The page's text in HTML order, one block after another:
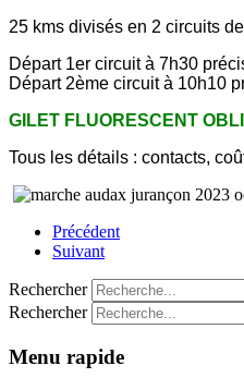
25 kms divisés en 2 circuits
Départ 1er circuit à 7h30
Départ 2ème circuit à 10h10
GILET FLUORESCENT
Tous les détails : contacts,
Précédent
Suivant
Rechercher
Rechercher
Menu rapide